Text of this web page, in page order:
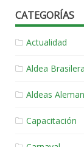
CATEGORÍAS
Actualidad
Aldea Brasilera
Aldeas
Capacitación